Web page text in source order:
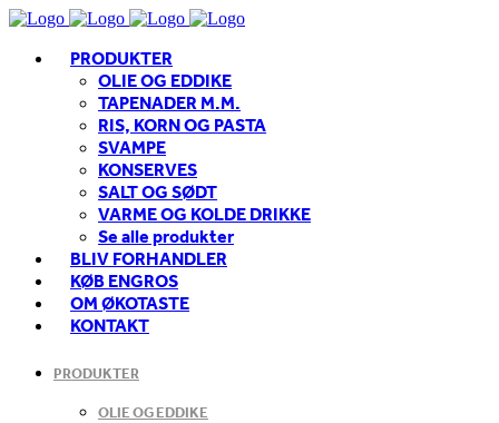
PRODUKTER
OLIE OG EDDIKE
TAPENADER M.M.
RIS, KORN OG PASTA
SVAMPE
KONSERVES
SALT OG SØDT
VARME OG KOLDE DRIKKE
Se alle produkter
BLIV FORHANDLER
KØB ENGROS
OM ØKOTASTE
KONTAKT
PRODUKTER
OLIE OG EDDIKE